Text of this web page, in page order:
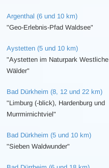
Argenthal (6 und 10 km)
"Geo-Erlebnis-Pfad Waldsee"
Aystetten (5 und 10 km)
"Aystetten im Naturpark Westliche
Wälder"
Bad Dürkheim (8, 12 und 22 km)
"Limburg (-blick), Hardenburg und
Murrmirnichtviel"
Bad Dürkheim (5 und 10 km)
"Sieben Waldwunder"